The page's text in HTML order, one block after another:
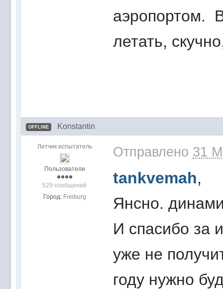
аэропортом.
летать,
OFFLINE Konstantin
Летчик испытатель
Пользователи
529 сообщений
Город: Freiburg
Отправлено 31
tankvemah,
Янсно.
И спасибо за
уже не
году нужно